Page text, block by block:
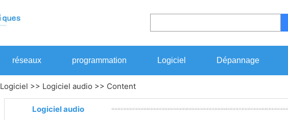
réseaux programmation Logiciel Dépannage
Logiciel >> Logiciel audio >> Content
Logiciel audio